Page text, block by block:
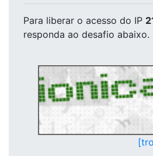
Para liberar o acesso do IP
responda ao desafio abaixo.